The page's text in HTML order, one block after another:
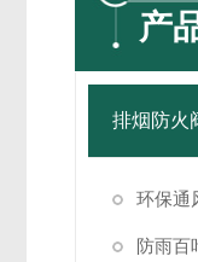
产
排烟防火
环保通
防雨百